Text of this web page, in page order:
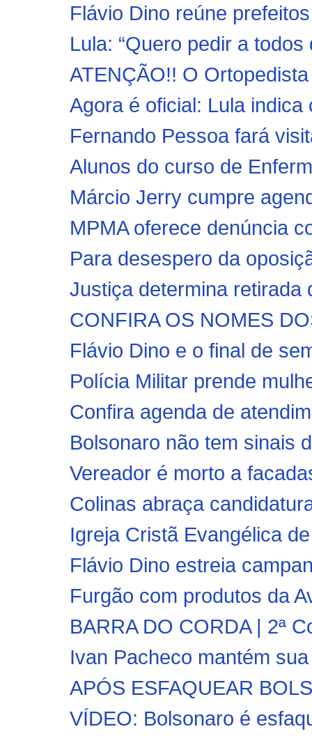
Flávio Dino reúne
Lula: “Quero pedir a
ATENÇÃO!! O
Agora é oficial: Lula
Fernando Pessoa fará
Alunos do curso de
Márcio Jerry cumpre
MPMA oferece denúncia
Para desespero da
Justiça determina retirada
CONFIRA OS NOMES
Flávio Dino e o final de
Polícia Militar prende
Confira agenda de
Bolsonaro não tem sinais
Vereador é morto a
Colinas abraça
Igreja Cristã Evangélica
Flávio Dino estreia
Furgão com produtos da
BARRA DO CORDA | 2ª
Ivan Pacheco mantém
APÓS ESFAQUEAR
VÍDEO: Bolsonaro é